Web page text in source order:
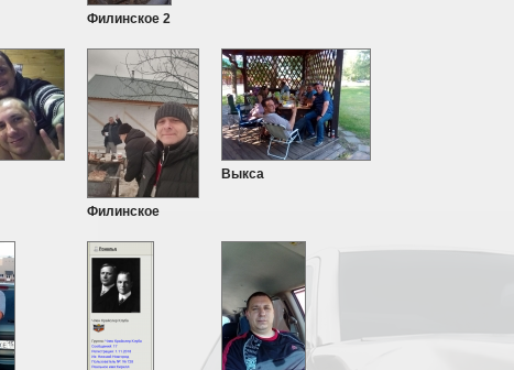
Филинское 2
Филинское
Выкса